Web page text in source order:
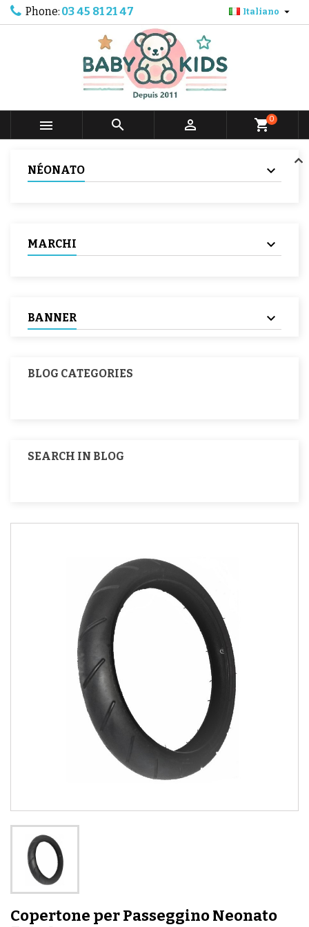
Phone: 03 45 81 21 47 Italiano 
   shopping_cart0
NÉONATO
MARCHI
BANNER
BLOG CATEGORIES
SEARCH IN BLOG
Copertone per Passeggino Neonato